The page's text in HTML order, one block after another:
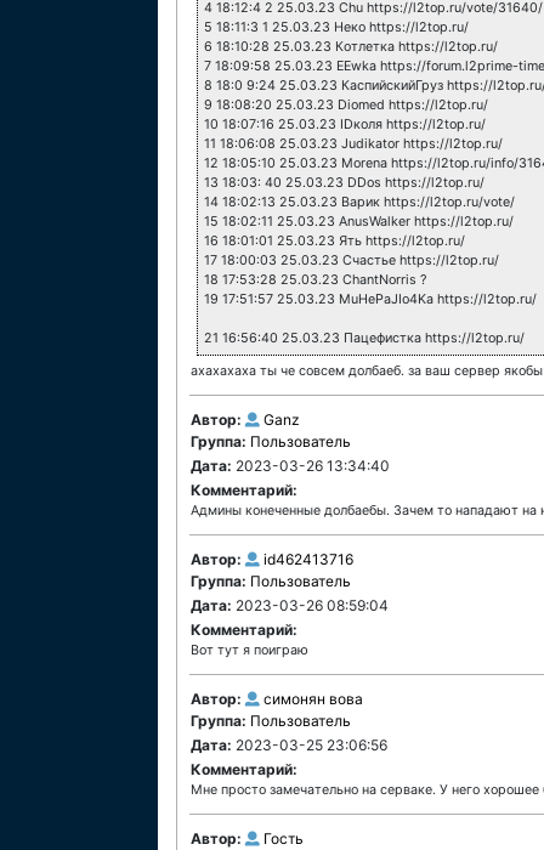
4 18:12:4 2 25.03.23 Chu https://l2top.ru/vote/31640/
5 18:11:3 1 25.03.23 Неко https://l2top.ru/
6 18:10:28 25.03.23 Котлетка https://l2top.ru/
7 18:09:58 25.03.23 EEwka https://forum.l2prime-
8 18:0 9:24 25.03.23 КаспийскийГруз https://
9 18:08:20 25.03.23 Diomed https://l2top.ru/
10 18:07:16 25.03.23 IDколя https://l2top.ru/
11 18:06:08 25.03.23 Judikator https://l2top.ru/
12 18:05:10 25.03.23 Morena https://l2top.ru/info/
13 18:03: 40 25.03.23 DDos https://l2top.ru/
14 18:02:13 25.03.23 Варик https://l2top.ru/vote/
15 18:02:11 25.03.23 AnusWalker https://l2top.ru/
16 18:01:01 25.03.23 Ять https://l2top.ru/
17 18:00:03 25.03.23 Счастье https://l2top.ru/
18 17:53:28 25.03.23 ChantNorris ?
19 17:51:57 25.03.23 MuHePaJIo4Ka https://l2top.ru/
21 16:56:40 25.03.23 Пацефистка https://l2top.ru/
ахахахаха ты че совсем долбаеб. за ваш сервер
Автор:
Ganz
Группа: Пользователь
Дата: 2023-03-26 13:34:40
Комментарий:
Админы конеченные долбаебы. Зачем то нападают на
Автор:
id462413716
Группа: Пользователь
Дата: 2023-03-26 08:59:04
Комментарий:
Вот тут я поиграю
Автор:
симонян вова
Группа: Пользователь
Дата: 2023-03-25 23:06:56
Комментарий:
Мне просто замечательно на серваке. У него
Автор:
Гость